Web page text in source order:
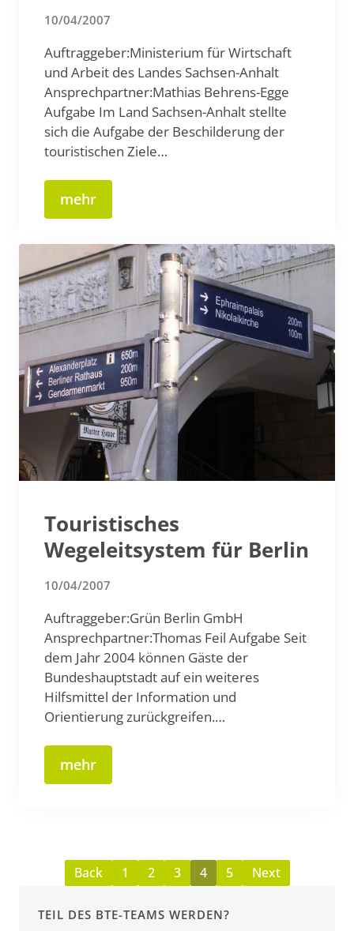
10/04/2007
Auftraggeber:Ministerium für Wirtschaft
und Arbeit des Landes Sachsen-Anhalt
Ansprechpartner:Mathias Behrens-Egge
Aufgabe Im Land Sachsen-Anhalt stellte
sich die Aufgabe der Beschilderung der
touristischen Ziele…
mehr
Touristisches
Wegeleitsystem für Berlin
10/04/2007
Auftraggeber:Grün Berlin GmbH
Ansprechpartner:Thomas Feil Aufgabe Seit
dem Jahr 2004 können Gäste der
Bundeshauptstadt auf ein weiteres
Hilfsmittel der Information und
Orientierung zurückgreifen.…
mehr
Back 1 2 3 4 5 Next
TEIL DES BTE-TEAMS WERDEN?